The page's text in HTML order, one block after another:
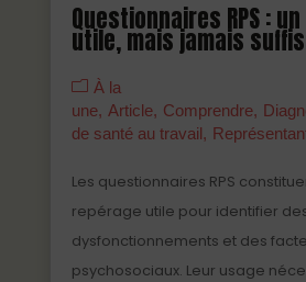
Questionnaires RPS :
utile, mais jamais
À la
une
Article Comprendre
de santé au travail
Les questionnaires RPS
repérage utile pour identifier
dysfonctionnements et des
psychosociaux. Leur usage